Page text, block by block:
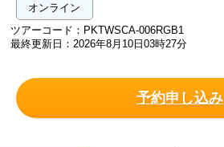
オンライン
ツアーコード：PKTWSCA-006RGB1
最終更新日：2026年8月10日03時27分
予約申し込み